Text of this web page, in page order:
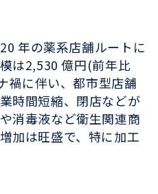
年の薬系店舗ルートに
は2,530 億円(前年比
禍に伴い、都市型店舗
時間短縮、閉店などが
消毒液など衛生関連商
加は旺盛で、特に加工